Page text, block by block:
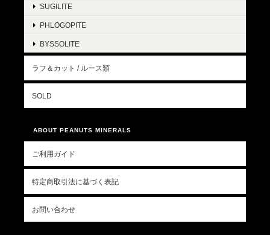
SUGILITE
PHLOGOPITE
BYSSOLITE
ラフ＆カット / ルース類
SOLD
ABOUT PEANUTS MINERALS
ご利用ガイド
特定商取引法に基づく表記
お問い合わせ